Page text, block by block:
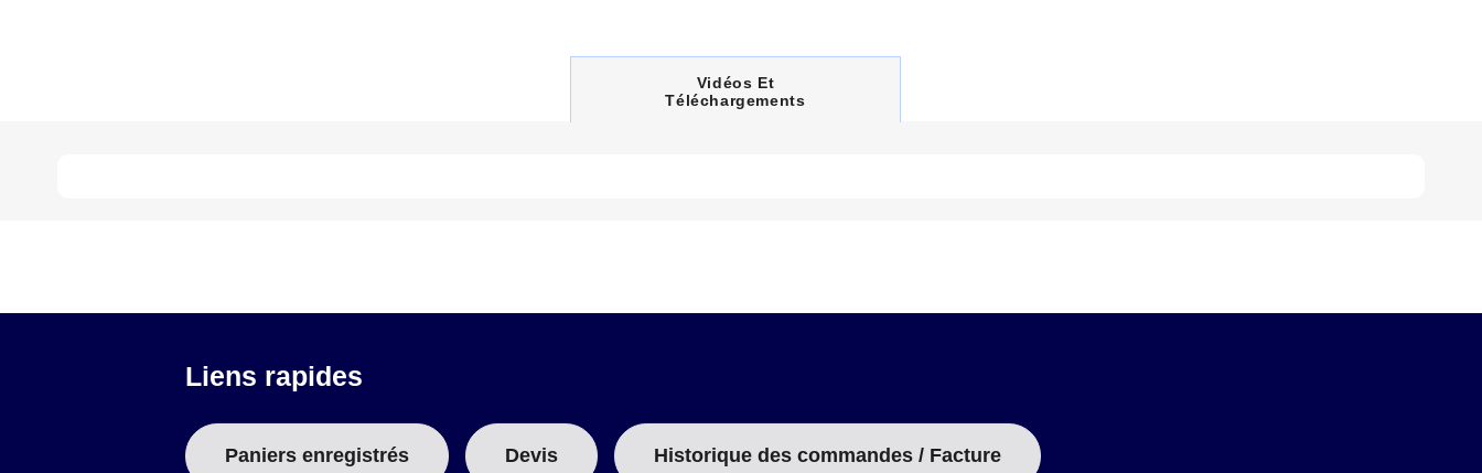
C
U
Vidéos Et
Téléchargements
Liens rapides
Paniers enregistrés Devis Historique des commandes / Facture